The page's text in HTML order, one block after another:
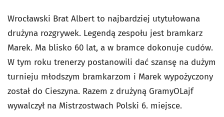
Wrocławski Brat Albert to najbardziej utytułowana
drużyna rozgrywek. Legendą zespołu jest bramkarz
Marek. Ma blisko 60 lat, a w bramce dokonuje cudów.
W tym roku trenerzy postanowili dać szansę na dużym
turnieju młodszym bramkarzom i Marek wypożyczony
został do Cieszyna. Razem z drużyną GramyOLajf
wywalczył na Mistrzostwach Polski 6. miejsce.